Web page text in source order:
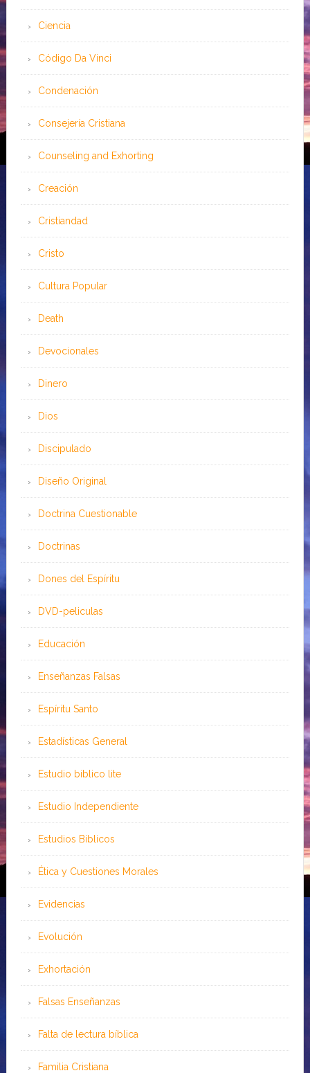
Ciencia
Código Da Vinci
Condenación
Consejería Cristiana
Counseling and Exhorting
Creación
Cristiandad
Cristo
Cultura Popular
Death
Devocionales
Dinero
Dios
Discipulado
Diseño Original
Doctrina Cuestionable
Doctrinas
Dones del Espíritu
DVD-peliculas
Educación
Enseñanzas Falsas
Espíritu Santo
Estadísticas General
Estudio bíblico lite
Estudio Independiente
Estudios Bíblicos
Ética y Cuestiones Morales
Evidencias
Evolución
Exhortación
Falsas Enseñanzas
Falta de lectura bíblica
Familia Cristiana